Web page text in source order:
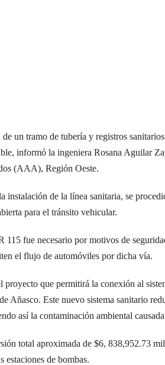
un tramo de tubería y registros
informó la ingeniera Rosana Aguilar
(AAA), Región Oeste.
instalación de la línea sanitaria, se
para el tránsito vehicular.
115 fue necesario por motivos de
el flujo de automóviles por dicha vía.
proyecto que permitirá la conexión al
Añasco. Este nuevo sistema sanitario
así la contaminación ambiental
total aproximada de $6, 838,952.73
estaciones de bombas.